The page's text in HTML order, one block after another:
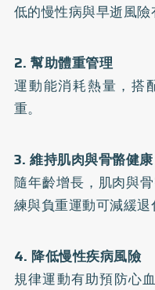
低的慢性病與早逝風險
2. 幫助體重管理
運動能消耗熱量，搭
重。
3. 維持肌肉與骨骼健康
隨年齡增長，肌肉與
練與負重運動可減緩退
4. 降低慢性疾病風險
規律運動有助預防心